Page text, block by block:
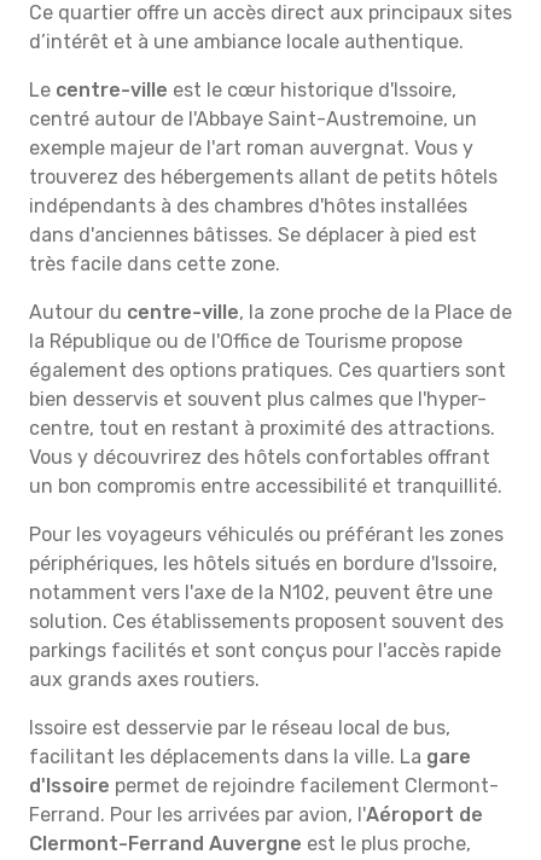
Ce quartier offre un accès direct aux principaux sites
d’intérêt et à une ambiance locale authentique.
Le centre-ville est le cœur historique d'Issoire,
centré autour de l'Abbaye Saint-Austremoine, un
exemple majeur de l'art roman auvergnat. Vous y
trouverez des hébergements allant de petits hôtels
indépendants à des chambres d'hôtes installées
dans d'anciennes bâtisses. Se déplacer à pied est
très facile dans cette zone.
Autour du centre-ville, la zone proche de la Place de
la République ou de l'Office de Tourisme propose
également des options pratiques. Ces quartiers sont
bien desservis et souvent plus calmes que l'hyper-
centre, tout en restant à proximité des attractions.
Vous y découvrirez des hôtels confortables offrant
un bon compromis entre accessibilité et tranquillité.
Pour les voyageurs véhiculés ou préférant les zones
périphériques, les hôtels situés en bordure d'Issoire,
notamment vers l'axe de la N102, peuvent être une
solution. Ces établissements proposent souvent des
parkings facilités et sont conçus pour l'accès rapide
aux grands axes routiers.
Issoire est desservie par le réseau local de bus,
facilitant les déplacements dans la ville. La gare
d'Issoire permet de rejoindre facilement Clermont-
Ferrand. Pour les arrivées par avion, l'Aéroport de
Clermont-Ferrand Auvergne est le plus proche,